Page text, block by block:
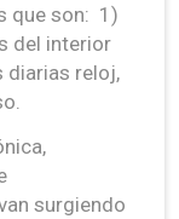
que son: 1)
del interior
diarias reloj,
surgiendo